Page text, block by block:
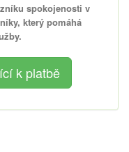
spokojenosti v
který pomáhá